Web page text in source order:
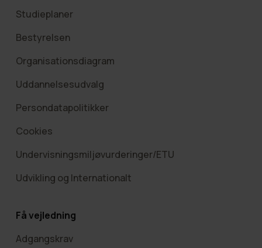
Studieplaner
Bestyrelsen
Organisationsdiagram
Uddannelsesudvalg
Persondatapolitikker
Cookies
Undervisningsmiljøvurderinger/ETU
Udvikling og Internationalt
Få vejledning
Adgangskrav